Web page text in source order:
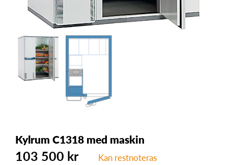
Kylrum C1318 med maskin
103 500 kr Kan restnoteras